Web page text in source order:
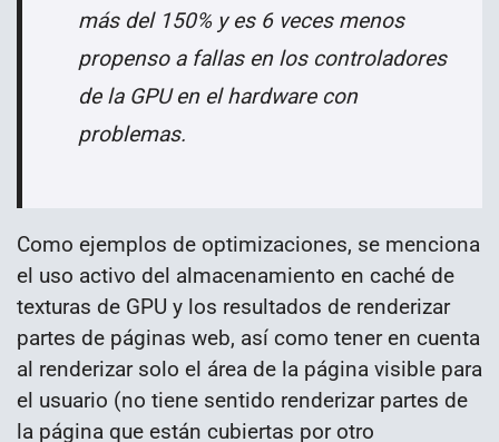
más del 150% y es 6 veces menos
propenso a fallas en los controladores
de la GPU en el hardware con
problemas.
Como ejemplos de optimizaciones, se menciona
el uso activo del almacenamiento en caché de
texturas de GPU y los resultados de renderizar
partes de páginas web, así como tener en cuenta
al renderizar solo el área de la página visible para
el usuario (no tiene sentido renderizar partes de
la página que están cubiertas por otro